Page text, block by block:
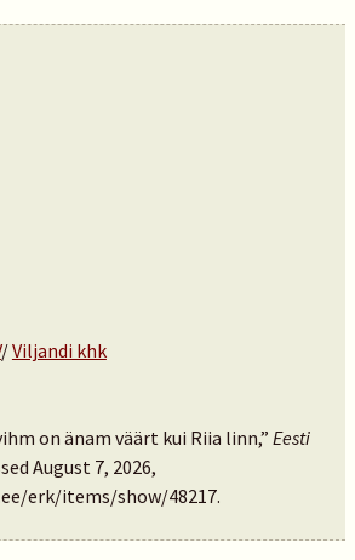
/Viljandi khk
on änam väärt kui Riia linn,” Eesti
August 7, 2026,
erk/items/show/48217.